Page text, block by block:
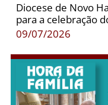
Diocese de Novo
para a celebração
09/07/2026